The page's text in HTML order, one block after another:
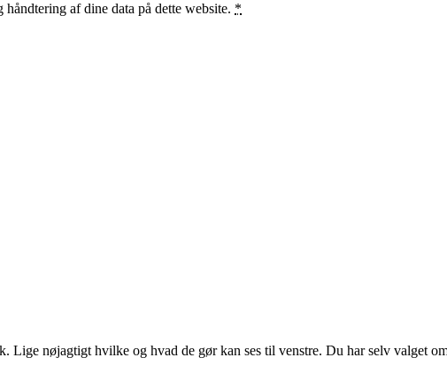
af dine data på dette website. *
Lige nøjagtigt hvilke og hvad de gør kan ses til venstre. Du har selv valget